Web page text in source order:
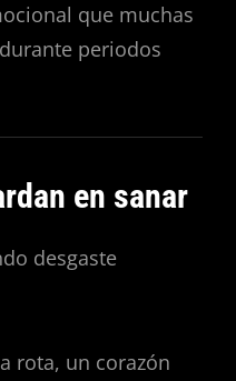
que muchas
periodos
en sanar
desgaste
rota, un corazón